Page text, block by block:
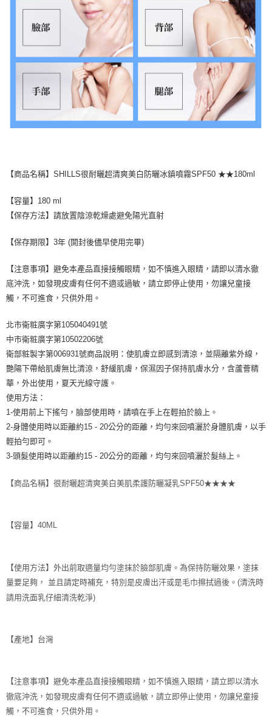
【商品名稱】SHILLS很耐曬超清爽美白防曬冰鎮噴霧SPF50 ★★180ml
【容量】180 ml
【保存方法】請放置陰涼乾燥處避免陽光直射
【保存期限】3年 (開封後儘早使用完畢)
【注意事項】避免本產品直接接觸眼睛，如不慎進入眼睛，請即以清水徹
底沖洗，如發現皮膚有任何不適或過敏，請立即停止使用，勿讓兒童接
觸，不可進食，只供外用。
北市衛粧廣字第105040491號
中市衛粧廣字第10502206號
衛部粧製字第006931號商品說明：使肌膚立即感到清涼，並隔離紫外線，
艷陽下帶給肌膚無比清涼，舒緩肌膚，保濕因子保持肌膚水分，含蘆薈精
華，外出使用，夏天光線守護。
使用方法：
1-使用前上下搖勻，臉部使用時，請噴在手上在輕拍於臉上。
2-身體使用時以距離約15 - 20公分的距離，均勻來回噴灑於身體肌膚，以手
輕拍勻即可。
3-頭髮使用時以距離約15 - 20公分的距離，均勻來回噴灑於髮絲上。
【商品名稱】很耐曬超清爽美白美肌柔護防曬凝乳SPF50★★★★
【容量】40ML
【使用方法】外出前取適量均勻塗抹於臉部肌膚。為保持防曬效果，塗抹
量要足夠， 並且請定時補充，特別是皮膚出汗或是毛巾擦拭過後。(清洗時
請用洗面乳仔細清洗乾淨)
【產地】台灣
【注意事項】避免本產品直接接觸眼睛，如不慎進入眼睛，請立即以清水
徹底沖洗，如發現皮膚有任何不適或過敏，請立即停止使用，勿讓兒童接
觸，不可進食，只供外用。